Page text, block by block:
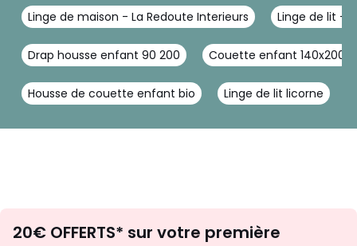
Linge de maison - La Redoute Interieurs Linge de lit -
Drap housse enfant 90 200 Couette enfant 140x200
Housse de couette enfant bio Linge de lit licorne
d'inspirations
20€ OFFERTS* sur votre première